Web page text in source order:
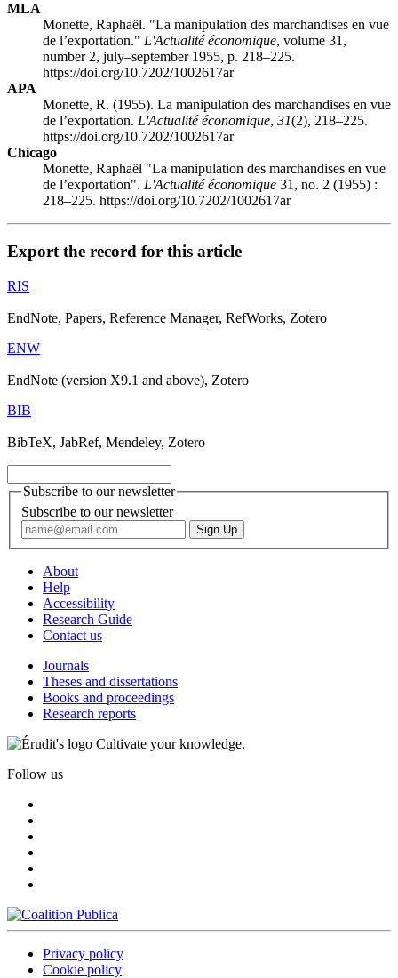
MLA
Monette, Raphaël. "La manipulation des marchandises en vue
de l’exportation." L'Actualité économique, volume 31,
number 2, july–september 1955, p. 218–225.
https://doi.org/10.7202/1002617ar
APA
Monette, R. (1955). La manipulation des marchandises en vue
de l’exportation. L'Actualité économique, 31(2), 218–225.
https://doi.org/10.7202/1002617ar
Chicago
Monette, Raphaël "La manipulation des marchandises en vue
de l’exportation". L'Actualité économique 31, no. 2 (1955) :
218–225. https://doi.org/10.7202/1002617ar
Export the record for this article
RIS
EndNote, Papers, Reference Manager, RefWorks, Zotero
ENW
EndNote (version X9.1 and above), Zotero
BIB
BibTeX, JabRef, Mendeley, Zotero
Subscribe to our newsletter
Subscribe to our newsletter
About
Help
Accessibility
Research Guide
Contact us
Journals
Theses and dissertations
Books and proceedings
Research reports
Cultivate your knowledge.
Follow us
Privacy policy
Cookie policy